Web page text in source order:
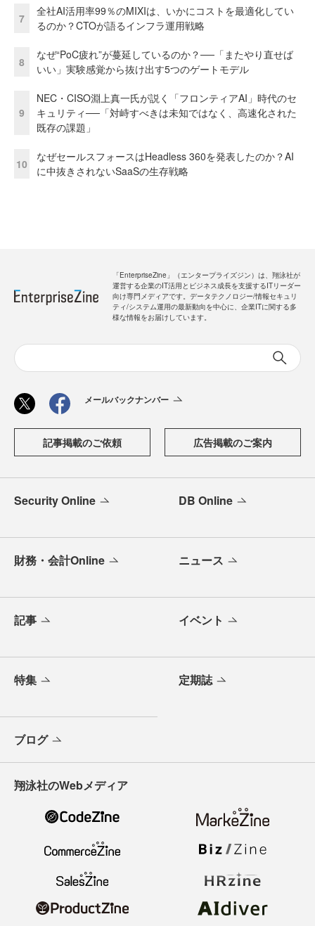
7
全社AI活用率99％のMIXIは、いかにコストを最適化してい
るのか？CTOが語るインフラ運用戦略
8
なぜ“PoC疲れ”が蔓延しているのか？──「またやり直せば
いい」実験感覚から抜け出す5つのゲートモデル
9
NEC・CISO淵上真一氏が説く「フロンティアAI」時代のセ
キュリティ──「対峙すべきは未知ではなく、高速化された
既存の課題」
10
なぜセールスフォースはHeadless 360を発表したのか？AI
に中抜きされないSaaSの生存戦略
「EnterpriseZine」（エンタープライズジン）は、翔泳社が
運営する企業のIT活用とビジネス成長を支援するITリーダー
向け専門メディアです。データテクノロジー/情報セキュリ
ティ/システム運用の最新動向を中心に、企業ITに関する多
様な情報をお届けしています。
メールバックナンバー
記事掲載のご依頼 広告掲載のご案内
Security Online DB Online
財務・会計Online ニュース
記事 イベント
特集 定期誌
ブログ
翔泳社のWebメディア